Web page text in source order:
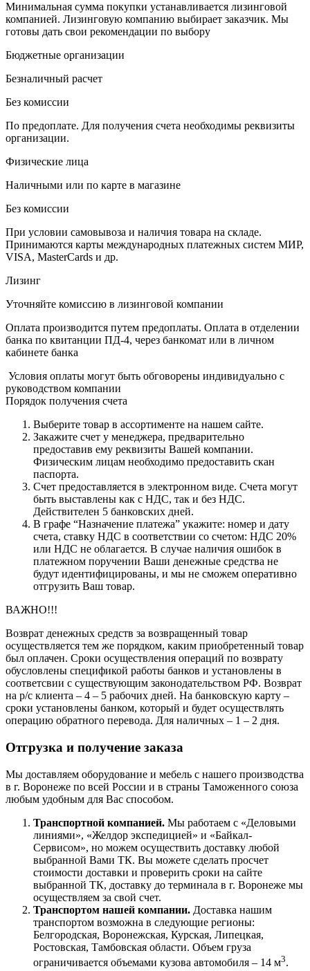
Минимальная сумма покупки устанавливается лизинговой
компанией. Лизинговую компанию выбирает заказчик. Мы
готовы дать свои рекомендации по выбору
Бюджетные организации
Безналичный расчет
Без комиссии
По предоплате. Для получения счета необходимы реквизиты
организации.
Физические лица
Наличными или по карте в магазине
Без комиссии
При условии самовывоза и наличия товара на складе.
Принимаются карты международных платежных систем МИР,
VISA, MasterCards и др.
Лизинг
Уточняйте комиссию в лизинговой компании
Оплата производится путем предоплаты. Оплата в отделении
банка по квитанции ПД-4, через банкомат или в личном
кабинете банка
Условия оплаты могут быть обговорены индивидуально с
руководством компании
Порядок получения счета
Выберите товар в ассортименте на нашем сайте.
Закажите счет у менеджера, предварительно
предоставив ему реквизиты Вашей компании.
Физическим лицам необходимо предоставить скан
паспорта.
Счет предоставляется в электронном виде. Счета могут
быть выставлены как с НДС, так и без НДС.
Действителен 5 банковских дней.
В графе “Назначение платежа” укажите: номер и дату
счета, ставку НДС в соответствии со счетом: НДС 20%
или НДС не облагается. В случае наличия ошибок в
платежном поручении Ваши денежные средства не
будут идентифицированы, и мы не сможем оперативно
отгрузить Ваш товар.
ВАЖНО!!!
Возврат денежных средств за возвращенный товар
осуществляется тем же порядком, каким приобретенный товар
был оплачен. Сроки осуществления операций по возврату
обусловлены спецификой работы банков и установлены в
соответсвии с существующим законодательством РФ. Возврат
на р/с клиента – 4 – 5 рабочих дней. На банковскую карту –
сроки установлены банком, который и будет осуществлять
операцию обратного перевода. Для наличных – 1 – 2 дня.
Отгрузка и получение заказа
Мы доставляем оборудование и мебель с нашего производства
в г. Воронеже по всей России и в страны Таможенного союза
любым удобным для Вас способом.
Транспортной компанией. Мы работаем с «Деловыми
линиями», «Желдор экспедицией» и «Байкал-
Сервисом», но можем осуществить доставку любой
выбранной Вами ТК. Вы можете сделать просчет
стоимости доставки и проверить сроки на сайте
выбранной ТК, доставку до терминала в г. Воронеже мы
осуществляем за свой счет.
Транспортом нашей компании. Доставка нашим
транспортом возможна в следующие регионы:
Белгородская, Воронежская, Курская, Липецкая,
Ростовская, Тамбовская области. Объем груза
ограничивается объемами кузова автомобиля – 14 м3.